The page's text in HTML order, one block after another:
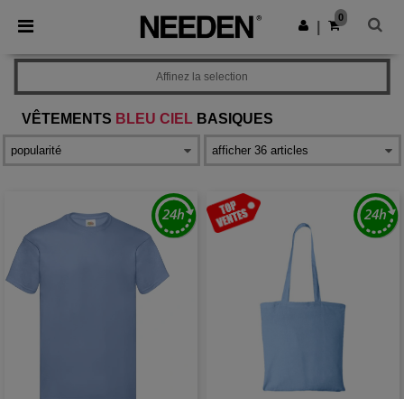
× Appli Needen
Meilleurs prix sur l’app !
Obtenir l'appli
0
VÊTEMENTS BLEU CIEL BASIQUES
Affinez la selection